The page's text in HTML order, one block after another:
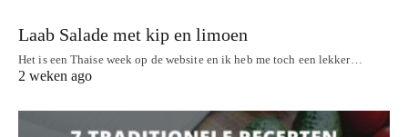
Laab Salade met kip en limoen
Het is een Thaise week op de website en ik heb me toch een lekker…
2 weken ago